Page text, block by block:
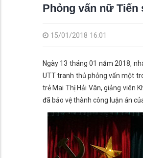
Phỏng vấn nữ Tiến
15/01/2018 16:01
Ngày 13 tháng 01 năm 2018,
UTT tranh thủ phỏng vấn một
trẻ Mai Thị Hải Vân, giảng viên
đã bảo vệ thành công luận án